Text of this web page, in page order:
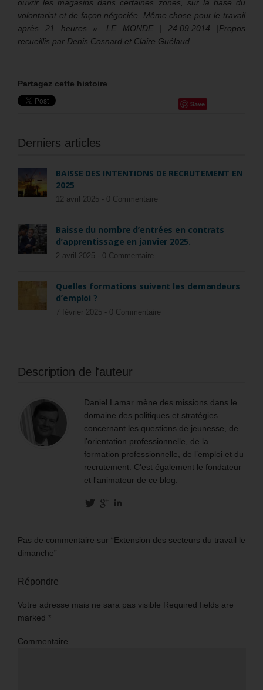
ouvrir les magasins dans certaines zones, sur la base du
volontariat et de façon négociée. Même chose pour le travail
après 21 heures ». LE MONDE | 24.09.2014 |Propos
recueillis par Denis Cosnard et Claire Guélaud
Partagez cette histoire
Save
Derniers articles
BAISSE DES INTENTIONS DE RECRUTEMENT EN
2025
12 avril 2025 - 0 Commentaire
Baisse du nombre d’entrées en contrats
d’apprentissage en janvier 2025.
2 avril 2025 - 0 Commentaire
Quelles formations suivent les demandeurs
d’emploi ?
7 février 2025 - 0 Commentaire
Description de l'auteur
Daniel Lamar mène des missions dans le
domaine des politiques et stratégies
concernant les questions de jeunesse, de
l’orientation professionnelle, de la
formation professionnelle, de l’emploi et du
recrutement. C'est également le fondateur
et l'animateur de ce blog.
Pas de commentaire sur “Extension des secteurs du travail le
dimanche”
Répondre
Votre adresse mais ne sara pas visible Required fields are
marked *
Commentaire